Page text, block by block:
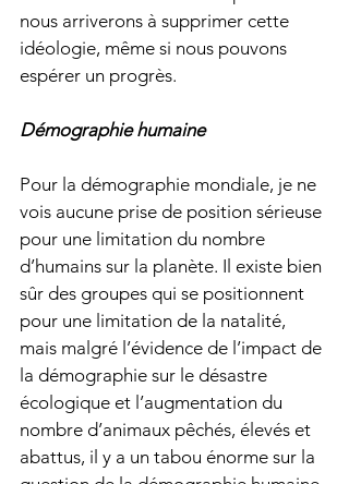
nous arriverons à supprimer cette
idéologie, même si nous pouvons
espérer un progrès.
Démographie humaine
Pour la démographie mondiale, je ne
vois aucune prise de position sérieuse
pour une limitation du nombre
d’humains sur la planète. Il existe bien
sûr des groupes qui se positionnent
pour une limitation de la natalité,
mais malgré l’évidence de l’impact de
la démographie sur le désastre
écologique et l’augmentation du
nombre d’animaux pêchés, élevés et
abattus, il y a un tabou énorme sur la